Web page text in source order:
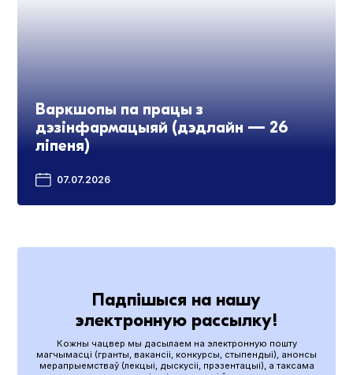
Варкшопы па працы з
дэзінфармацыяй (дэдлайн — 26
ліпеня)
07.07.2026
Падпішыся на нашу
электронную рассылку!
Кожны чацвер мы дасылаем на электронную пошту
магчымасці (гранты, вакансіі, конкурсы, стыпендыі), анонсы
мерапрыемстваў (лекцыі, дыскусіі, прэзентацыі), а таксама